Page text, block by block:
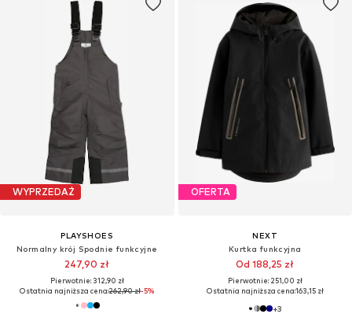
WYPRZEDAŻ
PLAYSHOES
Normalny krój Spodnie funkcyjne
247,90 zł
Pierwotnie: 312,90 zł
Ostatnia najniższa cena:262,90 zł-5%
OFERTA
NEXT
Kurtka funkcyjna
Od 188,25 zł
Pierwotnie: 251,00 zł
Ostatnia najniższa cena:163,15 zł
+3